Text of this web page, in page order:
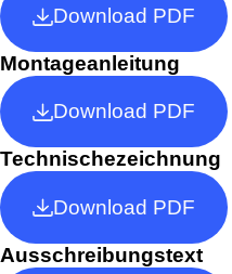
Download PDF
Montageanleitung
Download PDF
Technischezeichnung
Download PDF
Ausschreibungstext